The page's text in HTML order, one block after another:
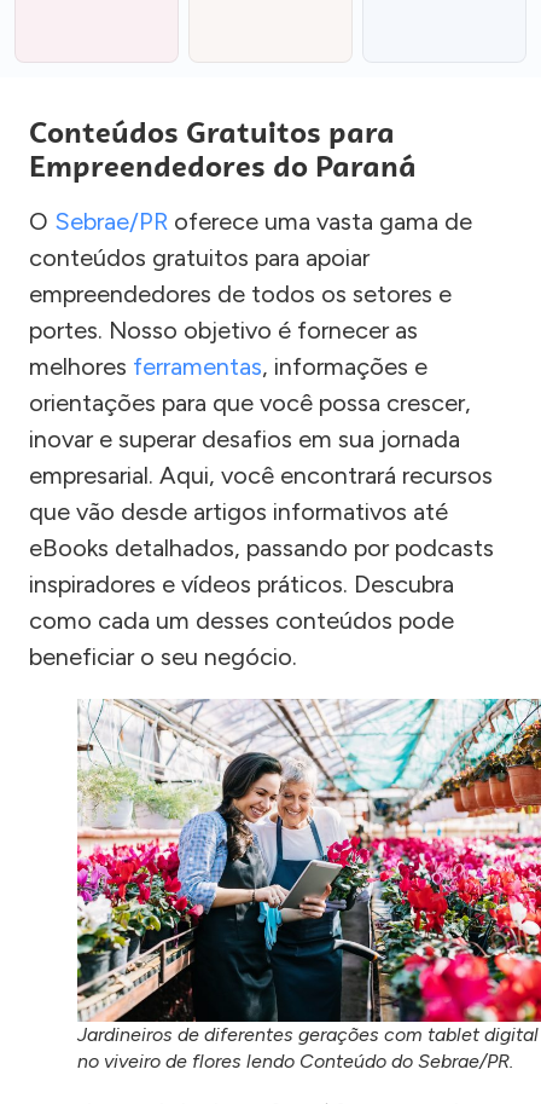
Conteúdos Gratuitos para
Empreendedores do Paraná
O Sebrae/PR oferece uma vasta gama de
conteúdos gratuitos para apoiar
empreendedores de todos os setores e
portes. Nosso objetivo é fornecer as
melhores ferramentas, informações e
orientações para que você possa crescer,
inovar e superar desafios em sua jornada
empresarial. Aqui, você encontrará recursos
que vão desde artigos informativos até
eBooks detalhados, passando por podcasts
inspiradores e vídeos práticos. Descubra
como cada um desses conteúdos pode
beneficiar o seu negócio.
Jardineiros de diferentes gerações com tablet digital
no viveiro de flores lendo Conteúdo do Sebrae/PR.